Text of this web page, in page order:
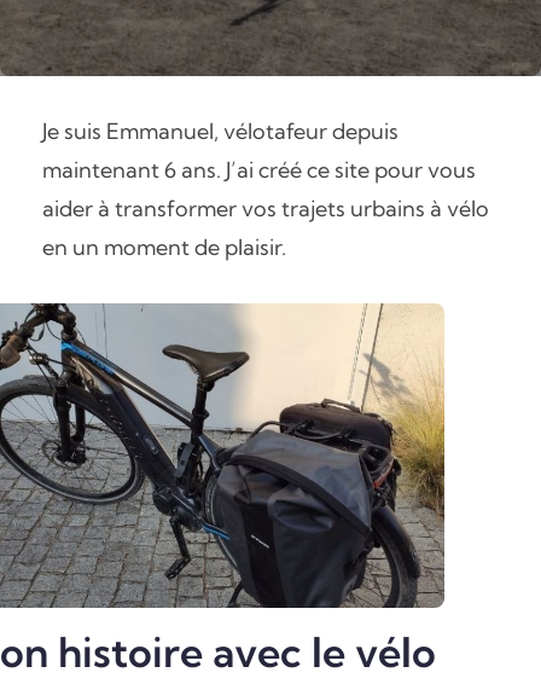
Je suis Emmanuel, vélotafeur depuis
maintenant 6 ans. J’ai créé ce site pour vous
aider à transformer vos trajets urbains à vélo
en un moment de plaisir.
histoire avec le vélo